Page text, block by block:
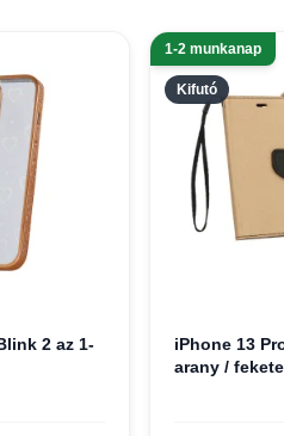
2 az 1-
Kifutó
1-2 munkanap
iPhone 13
arany / fekete